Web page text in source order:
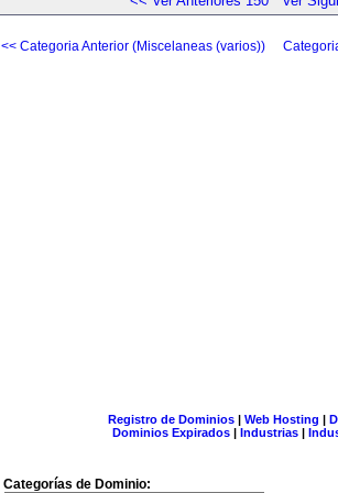
<< Categoria Anterior (Miscelaneas (varios))
Registro de Dominios| Web Hosting |
Dominios Expirados | Industrias |
Categorías de Dominio: